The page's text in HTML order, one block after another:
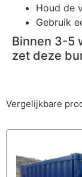
Houd de
Gebruik
Binnen 3-5
zet deze
Vergelijkbare